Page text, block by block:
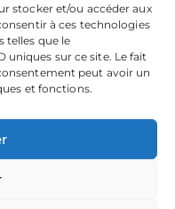
stocker et/ou accéder aux
à ces technologies
telles que le
sur ce site. Le fait
peut avoir un
et fonctions.